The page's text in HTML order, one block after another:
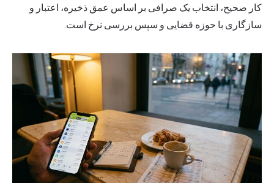
کار صحیح، انتخاب یک صرافی بر اساس عمق ذخیره، اعتبار و
سازگاری با حوزه قضایی و سپس بررسی نرخ است.